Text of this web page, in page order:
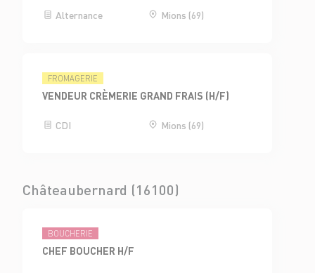
Alternance Mions (69)
FROMAGERIE
VENDEUR CRÈMERIE GRAND FRAIS (H/F)
CDI Mions (69)
Châteaubernard (16100)
BOUCHERIE
CHEF BOUCHER H/F